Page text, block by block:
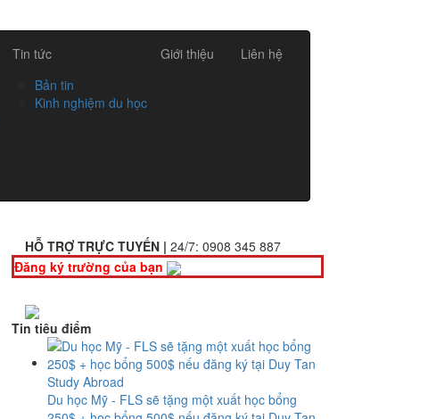
Tin tức
Bản tin
Kinh nghiệm du học
Giới thiệu Liên hệ
HỖ TRỢ TRỰC TUYẾN | 24/7: 0908 345 887
Đăng ký trường của bạn
Tin tiêu điểm
Du học Mỹ - FLS sẽ tặng một xuất học bổng